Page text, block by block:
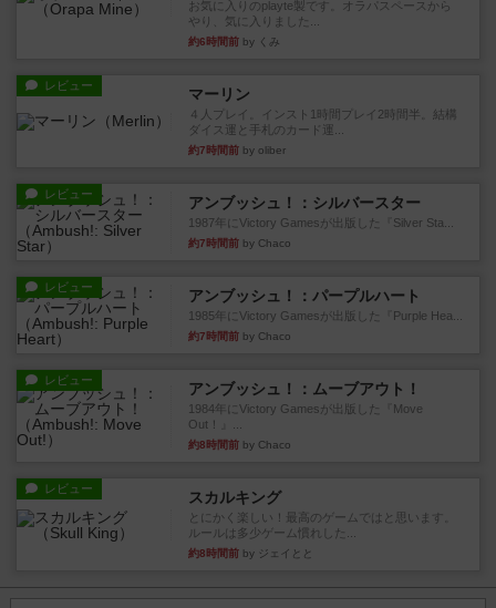
お気に入りのplayte製です。オラパスペースから
やり、気に入りました...
約6時間前 by くみ
レビュー マーリン
４人プレイ。インスト1時間プレイ2時間半。結構
ダイス運と手札のカード運...
約7時間前 by oliber
レビュー アンブッシュ！：シルバースター
1987年にVictory Gamesが出版した『Silver Sta...
約7時間前 by Chaco
レビュー アンブッシュ！：パープルハート
1985年にVictory Gamesが出版した『Purple Hea...
約7時間前 by Chaco
レビュー アンブッシュ！：ムーブアウト！
1984年にVictory Gamesが出版した『Move
Out！』...
約8時間前 by Chaco
レビュー スカルキング
とにかく楽しい！最高のゲームではと思います。
ルールは多少ゲーム慣れした...
約8時間前 by ジェイとと